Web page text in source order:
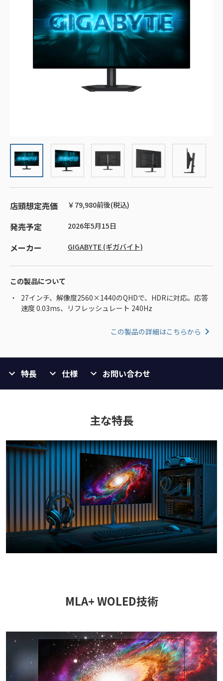
店頭想定売価 ￥79,980前後(税込)
発売予定 2026年5月15日
メーカー GIGABYTE (ギガバイト)
この製品について
27インチ、解像度2560×1440のQHDで、HDRに対応。応答
速度 0.03ms、リフレッシュレート 240Hz
この製品の詳細はこちらから
特長 仕様 お問い合わせ
主な特長
MLA+ WOLED技術